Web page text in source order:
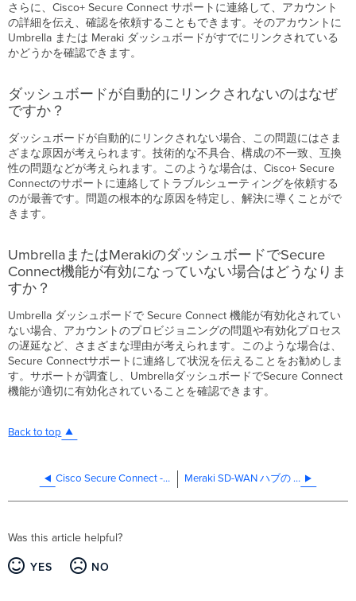
が
一
致
し
い
場
合
は
ど
う
な
り
ウ
ェ
ル
ム
メ
ー
ル
に
記
れ
る
組
号
と
さらに、Cisco+ Secure Connect サポートに連絡して、アカウント
の詳細を伝え、確認を依頼することもできます。そのアカウントに
Umbrella または Meraki ダッシュボードがすでにリンクされている
かどうかを確認できます。
ダッシュボードが自動的にリンクされないのはなぜ
ですか？
ダッシュボードが自動的にリンクされない場合、この問題にはさま
ざまな原因が考えられます。技術的な不具合、構成の不一致、互換
性の問題などが考えられます。このような場合は、Cisco+ Secure
Connectのサポートに連絡してトラブルシューティングを依頼する
のが最善です。問題の根本的な原因を特定し、解決に導くことがで
きます。
UmbrellaまたはMerakiのダッシュボードでSecure
Connect機能が有効になっていない場合はどうなりま
すか？
Umbrella ダッシュボードで Secure Connect 機能が有効化されてい
ない場合、アカウントのプロビジョニングの問題や有効化プロセス
の遅延など、さまざまな理由が考えられます。このような場合は、
Secure Connectサポートに連絡して状況を伝えることをお勧めしま
す。サポートが調査し、UmbrellaダッシュボードでSecure Connect
機能が適切に有効化されていることを確認できます。
Back to top
Cisco Secure Connect - リモートアクセス Meraki SD-WAN ハブの Secure Connect との統合
Was this article helpful?
YES NO